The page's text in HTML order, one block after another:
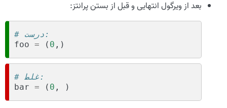
بعد از ویرگول انتهایی و قبل از بستن پرانتز:
# درست:
foo = ( 0 ,)
# غلط:
bar = ( 0 , )